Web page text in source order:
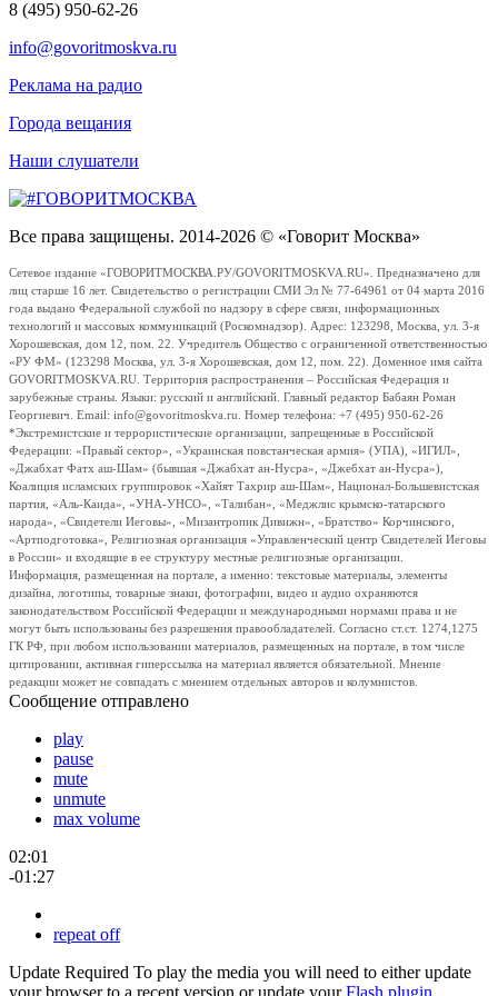
8 (495) 950-62-26
info@govoritmoskva.ru
Реклама на радио
Города вещания
Наши слушатели
Все права защищены. 2014-2026 © «Говорит Москва»
Сетевое издание «ГОВОРИТМОСКВА.РУ/GOVORITMOSKVA.RU». Предназначено для
лиц старше 16 лет. Свидетельство о регистрации СМИ Эл № 77-64961 от 04 марта 2016
года выдано Федеральной службой по надзору в сфере связи, информационных
технологий и массовых коммуникаций (Роскомнадзор). Адрес: 123298, Москва, ул. 3-я
Хорошевская, дом 12, пом. 22. Учредитель Общество с ограниченной ответственностью
«РУ ФМ» (123298 Москва, ул. 3-я Хорошевская, дом 12, пом. 22). Доменное имя сайта
GOVORITMOSKVA.RU. Территория распространения – Российская Федерация и
зарубежные страны. Языки: русский и английский. Главный редактор Бабаян Роман
Георгиевич. Email: info@govoritmoskva.ru. Номер телефона: +7 (495) 950-62-26
*Экстремистские и террористические организации, запрещенные в Российской
Федерации: «Правый сектор», «Украинская повстанческая армия» (УПА), «ИГИЛ»,
«Джабхат Фатх аш-Шам» (бывшая «Джабхат ан-Нусра», «Джебхат ан-Нусра»),
Коалиция исламских группировок «Хайят Тахрир аш-Шам», Национал-Большевистская
партия, «Аль-Каида», «УНА-УНСО», «Талибан», «Меджлис крымско-татарского
народа», «Свидетели Иеговы», «Мизантропик Дивижн», «Братство» Корчинского,
«Артподготовка», Религиозная организация «Управленческий центр Свидетелей Иеговы
в России» и входящие в ее структуру местные религиозные организации.
Информация, размещенная на портале, а именно: текстовые материалы, элементы
дизайна, логотипы, товарные знаки, фотографии, видео и аудио охраняются
законодательством Российской Федерации и международными нормами права и не
могут быть использованы без разрешения правообладателей. Согласно ст.ст. 1274,1275
ГК РФ, при любом использовании материалов, размещенных на портале, в том числе
цитировании, активная гиперссылка на материал является обязательной. Мнение
редакции может не совпадать с мнением отдельных авторов и колумнистов.
Сообщение отправлено
play
pause
mute
unmute
max volume
02:01
-01:27
repeat off
Update Required To play the media you will need to either update
your browser to a recent version or update yourFlash plugin